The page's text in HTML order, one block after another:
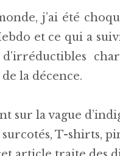
j’ai été
et ce qui a
la décence.
sur la vague
T-shirts,